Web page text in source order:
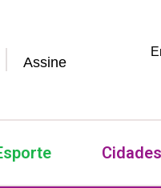
Assine
Cidades